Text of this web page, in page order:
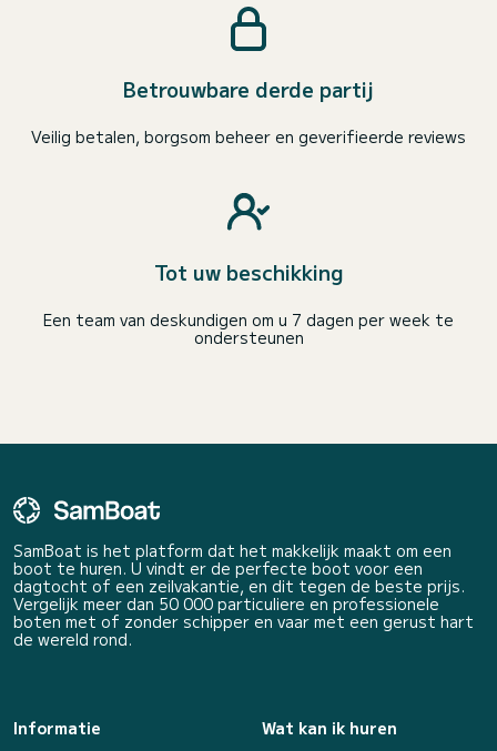
Betrouwbare derde partij
Veilig betalen, borgsom beheer en geverifieerde reviews
Tot uw beschikking
Een team van deskundigen om u 7 dagen per week te
ondersteunen
SamBoat is het platform dat het makkelijk maakt om een
boot te huren. U vindt er de perfecte boot voor een
dagtocht of een zeilvakantie, en dit tegen de beste prijs.
Vergelijk meer dan 50 000 particuliere en professionele
boten met of zonder schipper en vaar met een gerust hart
de wereld rond.
Informatie
Wat kan ik huren